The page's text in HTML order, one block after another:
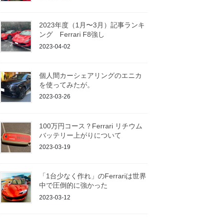
2023年度（1月〜3月）記事ランキ
ング Ferrari F8強し
2023-04-02
個人間カーシェアリングのエニカ
を使ってみたが。
2023-03-26
100万円コース？Ferrari リチウム
バッテリー上がりについて
2023-03-19
「1台少なく作れ」のFerrariは世界
中で圧倒的に強かった
2023-03-12